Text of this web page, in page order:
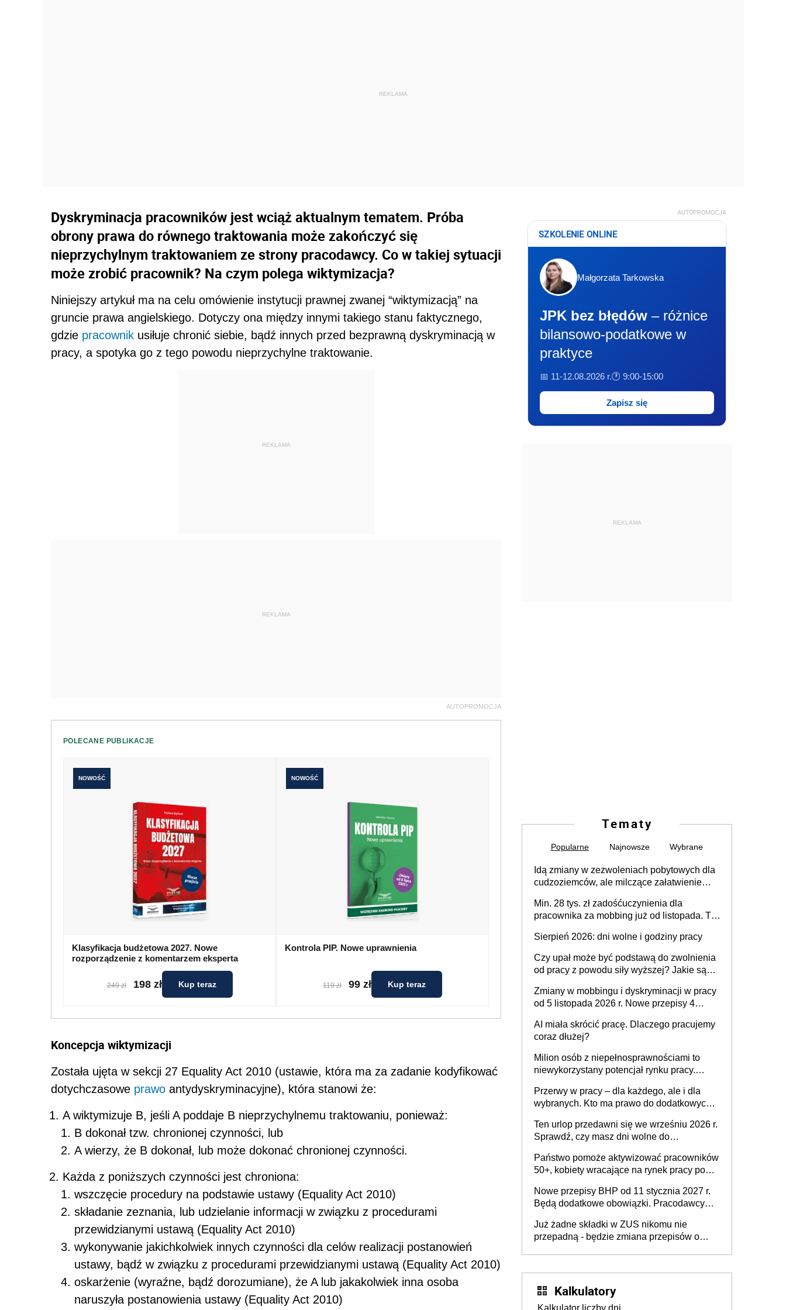
Dyskryminacja pracowników jest wciąż aktualnym tematem. Próba
obrony prawa do równego traktowania może zakończyć się
nieprzychylnym traktowaniem ze strony pracodawcy. Co w takiej sytuacji
może zrobić pracownik? Na czym polega wiktymizacja?
Niniejszy artykuł ma na celu omówienie instytucji prawnej zwanej “wiktymizacją” na
gruncie prawa angielskiego. Dotyczy ona między innymi takiego stanu faktycznego,
gdzie pracownik usiłuje chronić siebie, bądź innych przed bezprawną dyskryminacją w
pracy, a spotyka go z tego powodu nieprzychylne traktowanie.
REKLAMA
REKLAMA
AUTOPROMOCJA
POLECANE PUBLIKACJE
NOWOŚĆ
Klasyfikacja budżetowa 2027. Nowe
rozporządzenie z komentarzem eksperta
249 zł 198 zł Kup teraz
NOWOŚĆ
Kontrola PIP. Nowe uprawnienia
119 zł 99 zł Kup teraz
Koncepcja wiktymizacji
Została ujęta w sekcji 27 Equality Act 2010 (ustawie, która ma za zadanie kodyfikować
dotychczasowe prawo antydyskryminacyjne), która stanowi że:
A wiktymizuje B, jeśli A poddaje B nieprzychylnemu traktowaniu, ponieważ:
B dokonał tzw. chronionej czynności, lub
A wierzy, że B dokonał, lub może dokonać chronionej czynności.
Każda z poniższych czynności jest chroniona:
wszczęcie procedury na podstawie ustawy (Equality Act 2010)
składanie zeznania, lub udzielanie informacji w związku z procedurami
przewidzianymi ustawą (Equality Act 2010)
wykonywanie jakichkolwiek innych czynności dla celów realizacji postanowień
ustawy, bądź w związku z procedurami przewidzianymi ustawą (Equality Act 2010)
oskarżenie (wyraźne, bądź dorozumiane), że A lub jakakolwiek inna osoba
naruszyła postanowienia ustawy (Equality Act 2010)
AUTOPROMOCJA
SZKOLENIE ONLINE
Małgorzata Tarkowska
JPK bez błędów – różnice
bilansowo-podatkowe w
praktyce
📅 11-12.08.2026 r.🕐 9:00-15:00
Zapisz się
REKLAMA
Tematy
Popularne Najnowsze Wybrane
Idą zmiany w zezwoleniach pobytowych dla
cudzoziemców, ale milczące załatwienie
Min. 28 tys. zł zadośćuczynienia dla
pracownika za mobbing już od listopada. To
zespołu
Sierpień 2026: dni wolne i godziny pracy
Czy upał może być podstawą do zwolnienia
od pracy z powodu siły wyższej? Jakie są
Zmiany w mobbingu i dyskryminacji w pracy
od 5 listopada 2026 r. Nowe przepisy 4
Ustaw
AI miała skrócić pracę. Dlaczego pracujemy
coraz dłużej?
Milion osób z niepełnosprawnościami to
niewykorzystany potencjał rynku pracy.
dofinansowań czy refundacji, ale bariery po
stronie systemu i świadomości
pracodawców [WYWIAD]
Przerwy w pracy – dla każdego, ale i dla
wybranych. Kto ma prawo do dodatkowych
Ten urlop przedawni się we wrześniu 2026 r.
Sprawdź, czy masz dni wolne do
Państwo pomoże aktywizować pracowników
50+, kobiety wracające na rynek pracy po
osoby neuroatypowe. Powstanie Fundusz
na rzecz Inkluzywności w Zatrudnianiu?
Nowe przepisy BHP od 11 stycznia 2027 r.
Będą dodatkowe obowiązki. Pracodawcy
Już żadne składki w ZUS nikomu nie
przepadną - będzie zmiana przepisów o
Kalkulatory